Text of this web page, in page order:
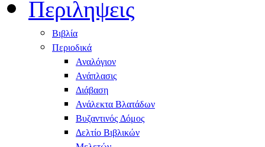
Περιληψεις
Βιβλία
Περιοδικά
Αναλόγιον
Ανάπλασις
Διάβαση
Ανάλεκτα Βλατάδων
Βυζαντινός Δόμος
Δελτίο Βιβλικών